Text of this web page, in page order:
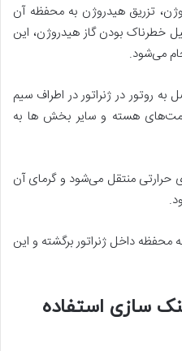
تزریق هیدروژن به محفظه آن
خطرناک بودن گاز هیدروژن، این
می‌شود.
روتور در ژنراتور در اطراف سیم
هسته و سایر بخش ها به
حرارتی منتقل می‌شود و گرمای آن
داخل ژنراتور برگشته و این
سازی استفاده